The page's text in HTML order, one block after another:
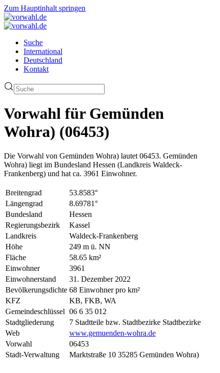
Zum Hauptinhalt springen
Suche
International
Deutschland
Kontakt
Vorwahl für Gemünden
Wohra) (06453)
Die Vorwahl von Gemünden Wohra) lautet 06453. Gemünden
Wohra) liegt im Bundesland Hessen (Landkreis Waldeck-
Frankenberg) und hat ca. 3961 Einwohner.
Breitengrad
53.8583°
Längengrad
8.69781°
Bundesland
Hessen
Regierungsbezirk
Kassel
Landkreis
Waldeck-Frankenberg
Höhe
249 m ü. NN
Fläche
58.65 km²
Einwohner
3961
Einwohnerstand
31. Dezember 2022
Bevölkerungsdichte 68 Einwohner pro km²
KFZ
KB, FKB, WA
Gemeindeschlüssel 06 6 35 012
Stadtgliederung
7 Stadtteile bzw. Stadtbezirke Stadtbezirke
Web
www.gemuenden-wohra.de
Vorwahl
06453
Stadt-Verwaltung
Marktstraße 10 35285 Gemünden Wohra)